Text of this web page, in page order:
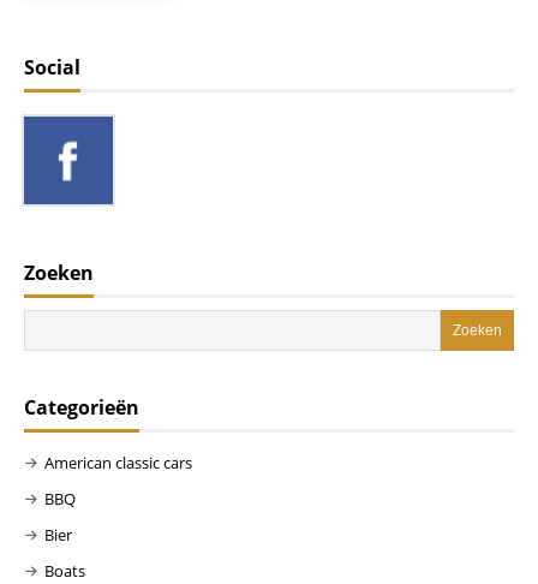
Social
Zoeken
Categorieën
American classic cars
BBQ
Bier
Boats